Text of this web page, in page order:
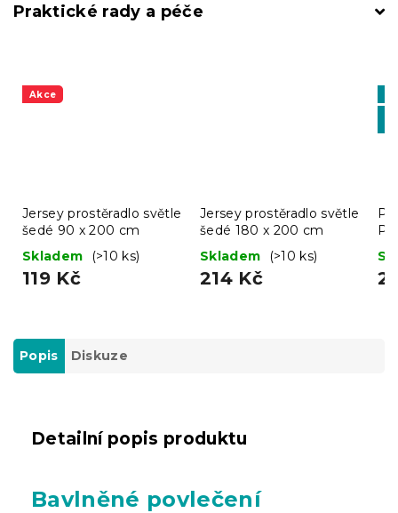
Praktické rady a péče
Akce
Jersey prostěradlo světle
šedé 90 x 200 cm
Skladem
(>10 ks)
119 Kč
Jersey prostěradlo světle
šedé 180 x 200 cm
Skladem
(>10 ks)
214 Kč
Popis Diskuze
Detailní popis produktu
Bavlněné povlečení